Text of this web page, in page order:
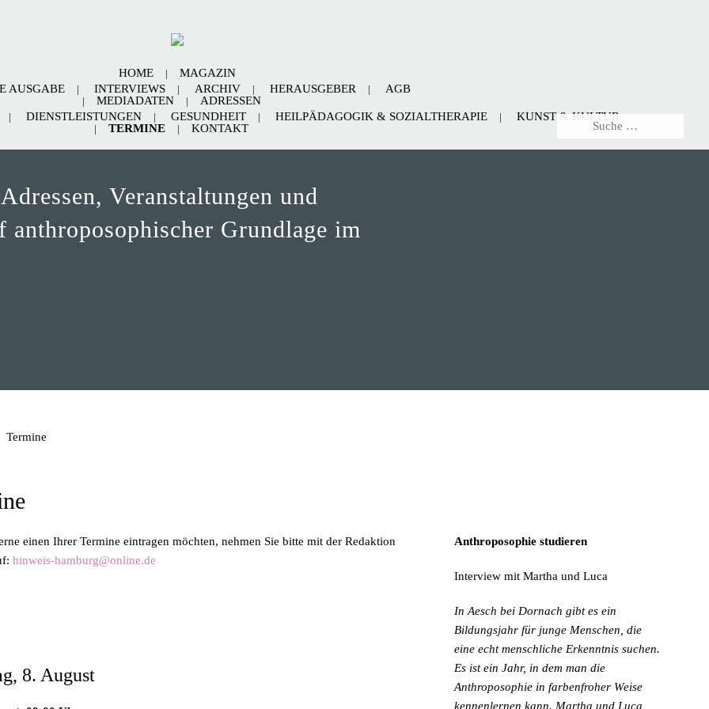
HOME
MAGAZIN
AUSGABE
INTERVIEWS ARCHIV HERAUSGEBER
AGB
MEDIADATEN
ADRESSEN
DIENSTLEISTUNGEN GESUNDHEIT HEILPÄDAGOGIK & SOZIALTHERAPIE
KUNST & KULTUR
TERMINE
KONTAKT
Veranstaltungen und
Grundlage im
zum Herunterladen
Termine
einen Ihrer Termine eintragen möchten, nehmen Sie bitte mit der Redaktion
hinweis-hamburg@online.de
8. August
Anthroposophie studieren
Interview mit Martha und Luca
In Aesch bei Dornach gibt es ein
Bildungsjahr für junge Menschen, die
eine echt menschliche Erkenntnis suchen.
Es ist ein Jahr, in dem man die
Anthroposophie in farbenfroher Weise
kennenlernen kann. Martha und Luca